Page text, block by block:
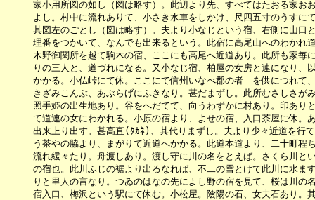
家小用所図の如し（図は略す）。此辺より先、すべてはたおる家おお
よし。村中に流れありて、小さき水車をしかけ、尺四五寸のうすにて
其図左のごとし（図は略す）。夫より小なじという宿、右側に山口と
理番をつかいて、なんでも出来るという。此宿に高尾山へのわかれ道
木野御関所を越て駒木の宿、ここにも高尾へ近道あり。此所も家毎に
りの三人と、道づれになる。又小なじ宿、柏屋の女房と連になり、以
かかる。小仏峠にて休。ここにて信州いなべ郡の者　を供につれて、
きざみこんぶ、あぶらげにふきなり。甚だまずし。此所むさしさがみ
照手姫の出生地あり。谷をへだてて、向うわずかに村あり。印ありと
て道連の女にわかれる。小原の宿より、よせの宿、入口茶屋に休。あ
出来上り出す。甚高直(ﾀｶﾈ)、其代りまずし。夫より少々近道を行て
う茶やの脇より、まがりて近道へかかる。此道本道より、二十町程ち
流れ緩々たり。舟渡しあり。渡し守に川の名をとえば。さくら川とい
の宿也。此川ふじの裾より出るなれば、不二の雪とけて此川に水ます
りと里人の言なり。つゐのはなの先によし野の宿を見て、桜は川の名
宿入口、梅沢という駅にて休む。小松屋。陰陽の石、女夫石あり。其